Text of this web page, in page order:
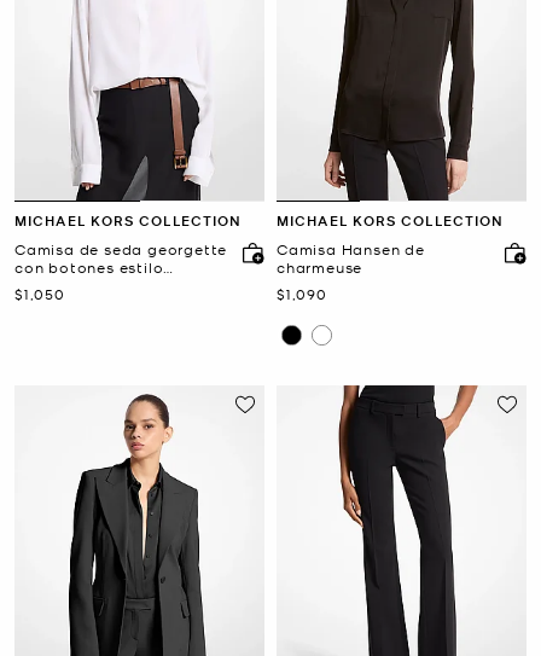
MICHAEL KORS COLLECTION
Camisa de seda georgette
con botones estilo
boyfriend
Ahora
$1,050
MICHAEL KORS COLLECTION
Camisa Hansen de
charmeuse
Ahora
$1,090